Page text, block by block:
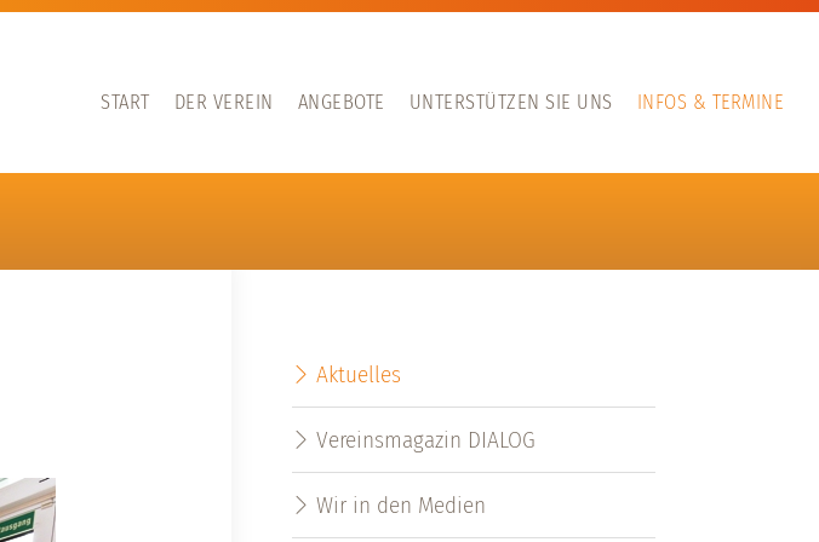
START DER VEREIN ANGEBOTE UNTERSTÜTZEN SIE UNS INFOS & TERMINE
Aktuelles
Vereinsmagazin DIALOG
Wir in den Medien